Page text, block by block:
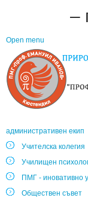
–
Open menu
административен екип
Учителска колегия
Училищен
ПМГ - иновативно
Обществен съвет